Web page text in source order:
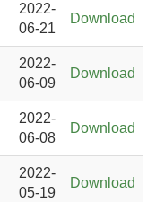
2022-
06-21
Download
2022-
06-09
Download
2022-
06-08
Download
2022-
05-19
Download